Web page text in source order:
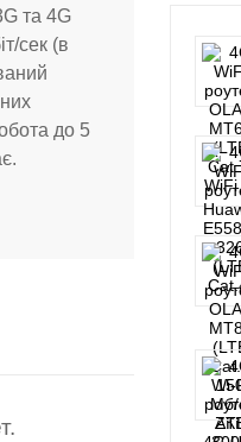
та 4G
сек (в
до 5